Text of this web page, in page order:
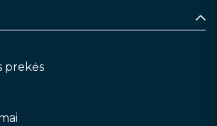
prekės